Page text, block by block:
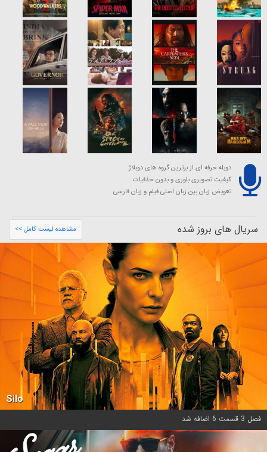
دوبله حرفه ای از برترین گروه های دوبلاژ
کیفیت تصویری بلوری و بدون حذفیات
تعویض زبان بین زبان اصلی فیلم و زبان فارسی
سریال های بروز شده مشاهده لیست کامل >>
Silo
فصل 3 قسمت 6 اضافه شد